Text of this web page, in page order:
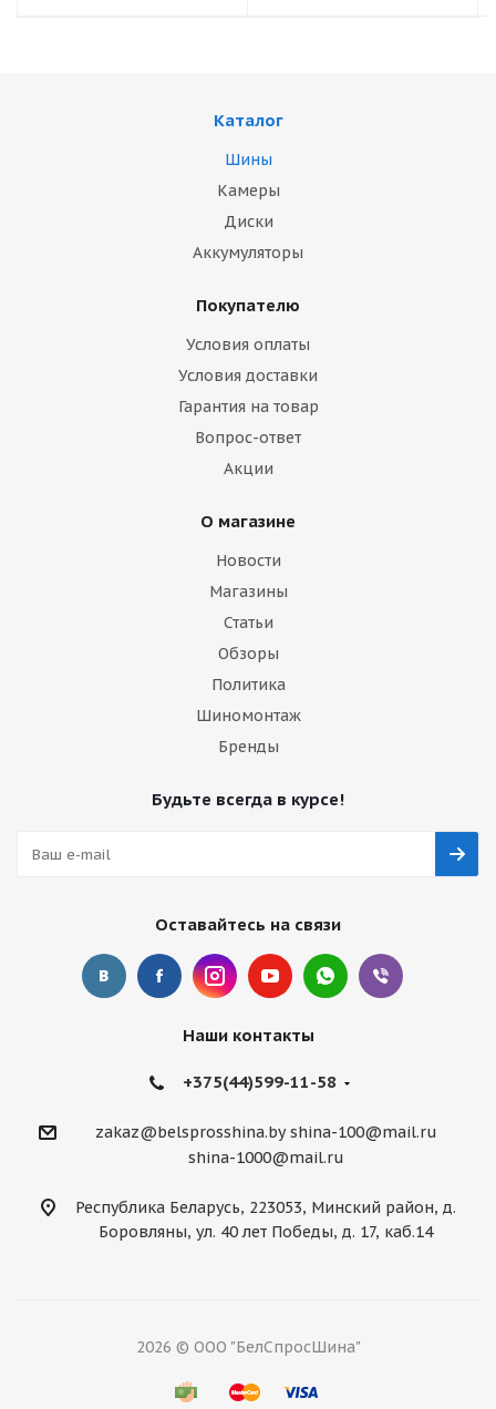
Каталог
Шины
Камеры
Диски
Аккумуляторы
Покупателю
Условия оплаты
Условия доставки
Гарантия на товар
Вопрос-ответ
Акции
О магазине
Новости
Магазины
Статьи
Обзоры
Политика
Шиномонтаж
Бренды
Будьте всегда в курсе!
Оставайтесь на связи
Наши контакты
+375(44)599-11-58
zakaz@belsprosshina.by shina-100@mail.ru
shina-1000@mail.ru
Республика Беларусь, 223053, Минский район, д.
Боровляны, ул. 40 лет Победы, д. 17, каб.14
2026 © ООО "БелСпросШина"